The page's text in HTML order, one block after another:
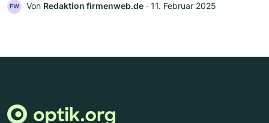
FW Von Redaktion firmenweb.de ‧ 11. Februar 2025